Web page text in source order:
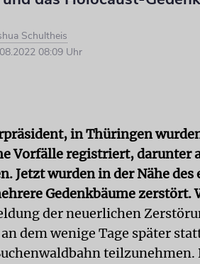
Schultheis
08:09 Uhr
in Thüringen
Vorfälle registriert, darunter
Jetzt wurden in der Nähe
Gedenkbäume zerstört.
der neuerlichen
dem wenige Tage später